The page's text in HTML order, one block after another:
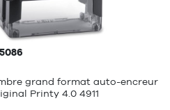
grand format auto-encreur
Printy 4.0 4911